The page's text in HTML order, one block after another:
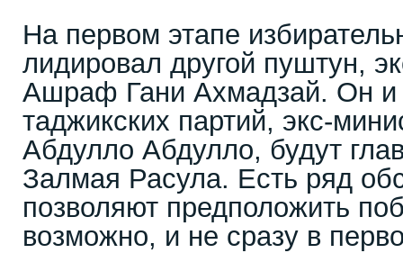
На первом этапе
лидировал другой пуштун,
Ашраф Гани Ахмадзай. Он и
таджикских партий, экс-
Абдулло Абдулло, будут
Залмая Расула. Есть ряд
позволяют предположить
возможно, и не сразу в